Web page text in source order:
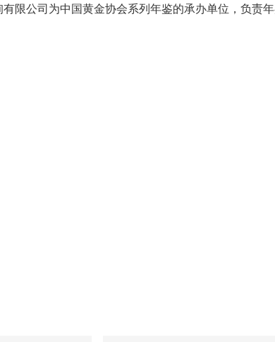
限公司为中国黄金协会系列年鉴的承办单位，负责年